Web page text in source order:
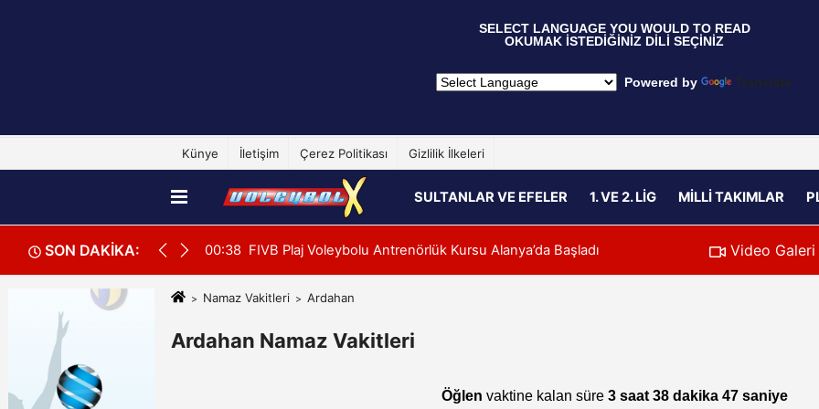
SELECT LANGUAGE YOU WOULD TO READ
OKUMAK İSTEDİĞİNİZ DİLİ SEÇİNİZ
Powered by Translate
Künye İletişim Çerez Politikası Gizlilik İlkeleri
SULTANLAR VE EFELER 1. VE 2. LIG MILLI TAKIMLAR
SON DAKİKA:
Erkekler Avrupa Şampiyonası İlk Tur Elemeleri Hazırlıklarına Başladı
00:38 FIVB Plaj Voleybolu Antrenörlük Kursu Alanya’da Başladı 00:39 U20 Erkek Millî
Video Galeri
Namaz Vakitleri Ardahan
Ardahan Namaz Vakitleri
Öğlen vaktine kalan süre 3 saat 38 dakika 46 saniye